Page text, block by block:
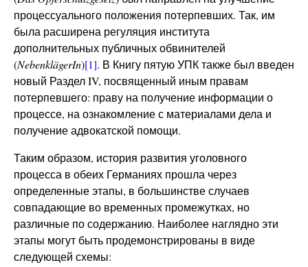
процессуального положения потерпевших. Так, им
была расширена регуляция института
дополнительных публичных обвинителей
(NebenklägerIn)[1]. В Книгу пятую УПК также был введен
новый Раздел IV, посвященный иным правам
потерпевшего: праву на получение информации о
процессе, на ознакомление с материалами дела и
получение адвокатской помощи.
Таким образом, история развития уголовного
процесса в обеих Германиях прошла через
определенные этапы, в большинстве случаев
совпадающие во временных промежутках, но
различные по содержанию. Наиболее наглядно эти
этапы могут быть продемонстрированы в виде
следующей схемы: